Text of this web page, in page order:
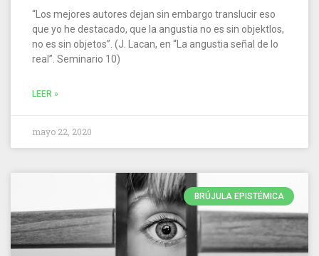
“Los mejores autores dejan sin embargo translucir eso
que yo he destacado, que la angustia no es sin objektlos,
no es sin objetos”. (J. Lacan, en “La angustia señal de lo
real”. Seminario 10)
LEER »
mayo 22, 2020
BRÚJULA EPISTÉMICA